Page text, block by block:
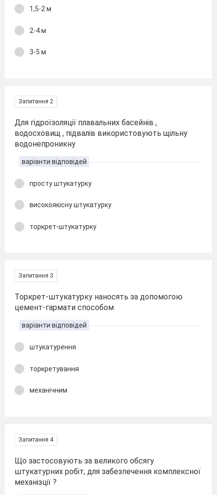
1,5-2 м
2-4 м
3-5 м
Запитання 2
Для гідроїзоляції плавальних басейнів ,
водосховищ , підвалів використовують щільну
водонепроникну
варіанти відповідей
просту штукатурку
високоякісну штукатурку
торкрет-штукатурку
Запитання 3
Торкрет-штукатурку наносять за допомогою
цемент-гармати способом
варіанти відповідей
штукатурення
торкретування
механічним
Запитання 4
Що застосовують за великого обсягу
штукатурних робіт, для забезпечення комплексної
механізції ?